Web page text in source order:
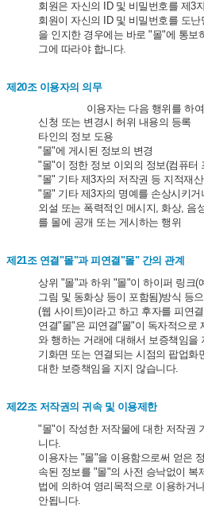
회원은 자신의 ID 및 비밀번호를 제3
회원이 자신의 ID 및 비밀번호를 도
을 인지한 경우에는 바로 "몰"에 통보
그에 따라야 합니다.
제20조 이용자의 의무
이용자는 다음 행위를 하
신청 또는 변경시 허위 내용의 등록
타인의 정보 도용
"몰"에 게시된 정보의 변경
"몰"이 정한 정보 이외의 정보(컴퓨터
"몰" 기타 제3자의 저작권 등 지적재
"몰" 기타 제3자의 명예를 손상시키
외설 또는 폭력적인 메시지, 화상, 음
를 몰에 공개 또는 게시하는 행위
제21조 연결"몰"과 피연결"몰" 간의 관계
상위 "몰"과 하위 "몰"이 하이퍼 링크(
그림 및 동화상 등이 포함됨)방식 등
(웹 사이트)이라고 하고 후자를 피연
연결"몰"은 피연결"몰"이 독자적으로
와 행하는 거래에 대해서 보증책임을
기화면 또는 연결되는 시점의 팝업화
대한 보증책임을 지지 않습니다.
제22조 저작권의 귀속 및 이용제한
"몰"이 작성한 저작물에 대한 저작권
니다.
이용자는 "몰"을 이용함으로써 얻은
속된 정보를 "몰"의 사전 승낙없이
법에 의하여 영리목적으로 이용하거
안됩니다.